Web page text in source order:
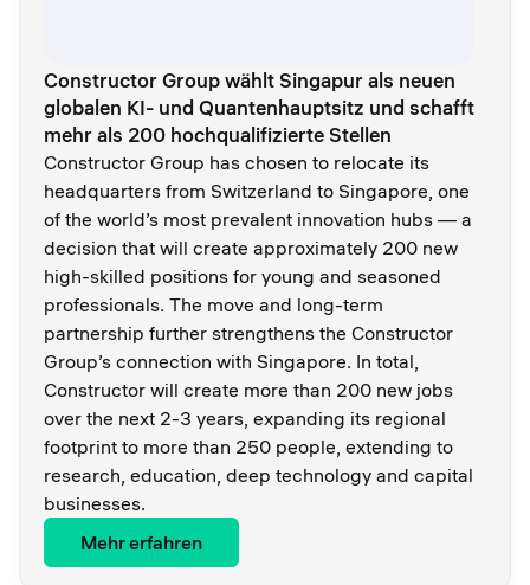
Constructor Group wählt Singapur als neuen
globalen KI- und Quantenhauptsitz und schafft
mehr als 200 hochqualifizierte Stellen
Constructor Group has chosen to relocate its
headquarters from Switzerland to Singapore, one
of the world’s most prevalent innovation hubs — a
decision that will create approximately 200 new
high-skilled positions for young and seasoned
professionals. The move and long-term
partnership further strengthens the Constructor
Group’s connection with Singapore. In total,
Constructor will create more than 200 new jobs
over the next 2-3 years, expanding its regional
footprint to more than 250 people, extending to
research, education, deep technology and capital
businesses.
Mehr erfahren